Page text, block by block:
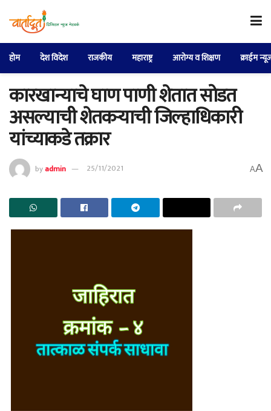
होम देश विदेश राजकीय महाराष्ट्र आरोग्य व शिक्षण क्राईम
कारखान्याचे घाण पाणी शेतात सोडत
असल्याची शेतकऱ्याची जिल्हाधिकारी
यांच्याकडे तक्रार
byadmin 25/11/2021 AA